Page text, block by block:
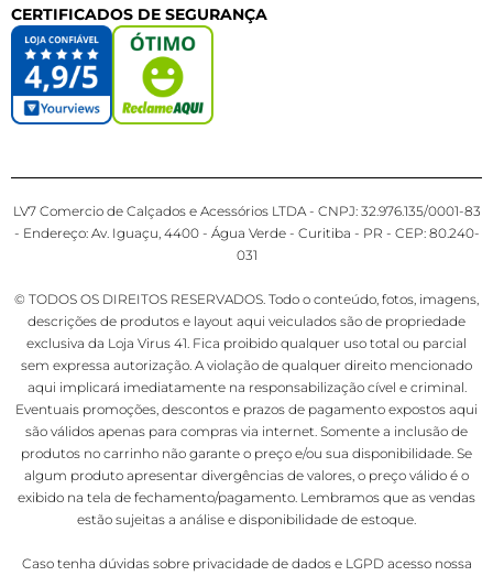
CERTIFICADOS DE SEGURANÇA
LV7 Comercio de Calçados e Acessórios LTDA - CNPJ: 32.976.135/0001-83
- Endereço: Av. Iguaçu, 4400 - Água Verde - Curitiba - PR - CEP: 80.240-
031
© TODOS OS DIREITOS RESERVADOS. Todo o conteúdo, fotos, imagens,
descrições de produtos e layout aqui veiculados são de propriedade
exclusiva da Loja Virus 41. Fica proibido qualquer uso total ou parcial
sem expressa autorização. A violação de qualquer direito mencionado
aqui implicará imediatamente na responsabilização cível e criminal.
Eventuais promoções, descontos e prazos de pagamento expostos aqui
são válidos apenas para compras via internet. Somente a inclusão de
produtos no carrinho não garante o preço e/ou sua disponibilidade. Se
algum produto apresentar divergências de valores, o preço válido é o
exibido na tela de fechamento/pagamento. Lembramos que as vendas
estão sujeitas a análise e disponibilidade de estoque.
Caso tenha dúvidas sobre privacidade de dados e LGPD acesso nossa